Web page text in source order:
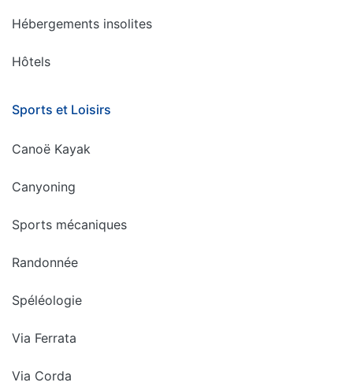
Hébergements insolites
Hôtels
Sports et Loisirs
Canoë Kayak
Canyoning
Sports mécaniques
Randonnée
Spéléologie
Via Ferrata
Via Corda